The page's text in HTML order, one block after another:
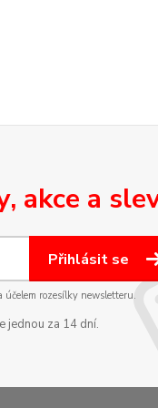
akce a
Přihlásit se
rozesílky newsletteru.
jednou za 14 dní.